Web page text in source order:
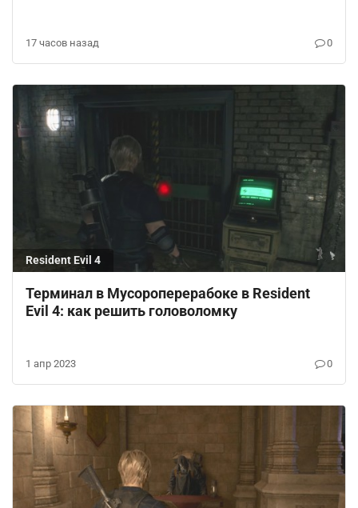
17 часов назад 0
Resident Evil 4
Терминал в Мусороперерабоке в Resident
Evil 4: как решить головоломку
1 апр 2023 0